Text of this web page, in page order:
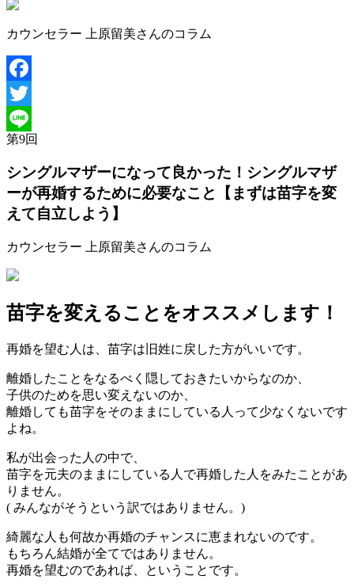
カウンセラー 上原留美さんのコラム
Facebook
Twitter
Line
第9回
シングルマザーになって良かった！ シングルマザ
ーが再婚するために必要なこと【まずは苗字を変
えて自立しよう】
カウンセラー 上原留美さんのコラム
苗字を変えることをオススメします！
再婚を望む人は、苗字は旧姓に戻した方がいいです。
離婚したことをなるべく隠しておきたいからなのか、
子供のためを思い変えないのか、
離婚しても苗字をそのままにしている人って少なくないです
よね。
私が出会った人の中で、
苗字を元夫のままにしている人で再婚した人をみたことがあ
りません。
( みんながそうという訳ではありません。)
綺麗な人も何故か再婚のチャンスに恵まれないのです。
もちろん結婚が全てではありません。
再婚を望むのであれば、ということです。